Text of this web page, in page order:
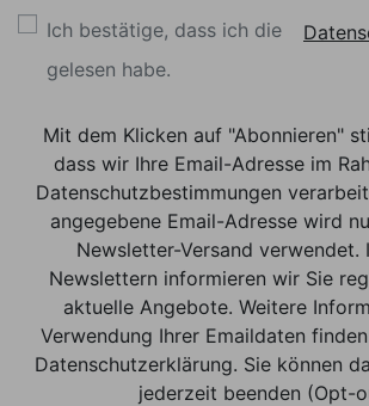
Ich bestätige, dass ich die
gelesen habe.
Mit dem Klicken auf "Abonnieren"
dass wir Ihre Email-Adresse im
Datenschutzbestimmungen
angegebene Email-Adresse wird
Newsletter-Versand verwendet.
Newslettern informieren wir Sie
aktuelle Angebote. Weitere
Verwendung Ihrer Emaildaten
Datenschutzerklärung. Sie können
jederzeit beenden (Opt-